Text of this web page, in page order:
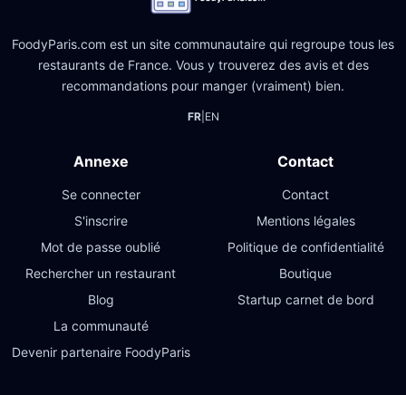
FoodyParis.com est un site communautaire qui regroupe tous les
restaurants de France. Vous y trouverez des avis et des
recommandations pour manger (vraiment) bien.
FR| EN
Annexe
Se connecter
S'inscrire
Mot de passe oublié
Rechercher un restaurant
Blog
La communauté
Devenir partenaire FoodyParis
Contact
Contact
Mentions légales
Politique de confidentialité
Boutique
Startup carnet de bord